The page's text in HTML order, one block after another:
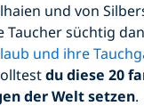
und von
Taucher süchtig
und ihre
du diese 20
der Welt setzen.